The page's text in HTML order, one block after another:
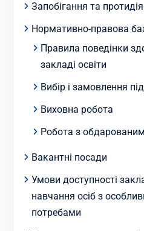
Запобігання та
Нормативно-правова
Правила поведінки
закладі освіти
Вибір і замовлення
Виховна робота
Робота з
Вакантні посади
Умови доступності
навчання осіб з
потребами